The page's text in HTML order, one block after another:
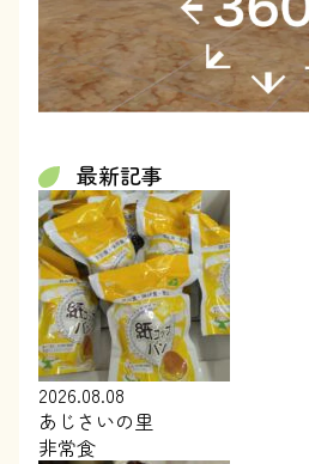
最新記事
2026.08.08
あじさいの里
非常食